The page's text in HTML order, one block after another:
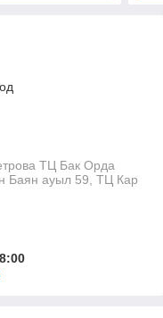
ТЦ Бак Орда
Баян ауыл 59, ТЦ Кар